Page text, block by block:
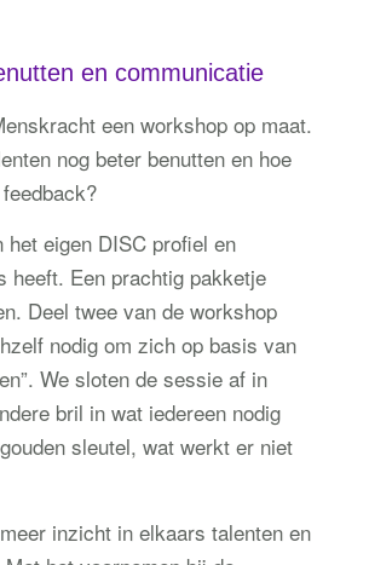
en communicatie
een workshop op maat.
nog beter benutten en hoe
eigen DISC profiel en
heeft. Een prachtig pakketje
Deel twee van de workshop
nodig om zich op basis van
We sloten de sessie af in
bril in wat iedereen nodig
sleutel, wat werkt er niet
inzicht in elkaars talenten en